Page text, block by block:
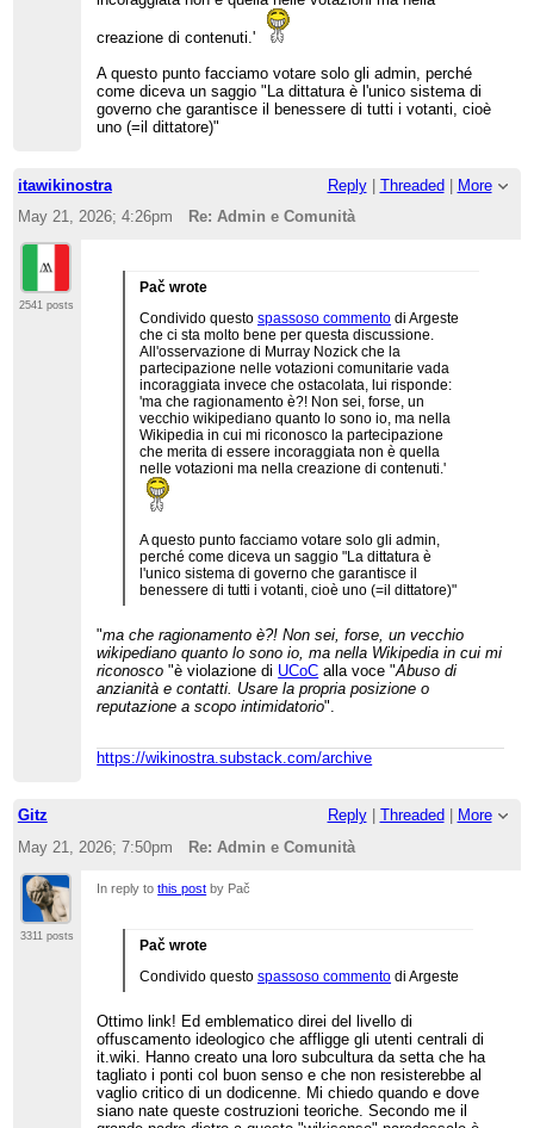
creazione di contenuti.'
A questo punto facciamo votare solo gli admin, perché
come diceva un saggio "La dittatura è l'unico sistema di
governo che garantisce il benessere di tutti i votanti, cioè
uno (=il dittatore)"
itawikinostra Reply| Threaded | More
May 21, 2026; 4:26pm
Re: Admin e Comunità
2541 posts
Pač wrote
Condivido questospassoso commento di Argeste
che ci sta molto bene per questa discussione.
All'osservazione di Murray Nozick che la
partecipazione nelle votazioni comunitarie vada
incoraggiata invece che ostacolata, lui risponde:
'ma che ragionamento è?! Non sei, forse, un
vecchio wikipediano quanto lo sono io, ma nella
Wikipedia in cui mi riconosco la partecipazione
che merita di essere incoraggiata non è quella
nelle votazioni ma nella creazione di contenuti.'
A questo punto facciamo votare solo gli admin,
perché come diceva un saggio "La dittatura è
l'unico sistema di governo che garantisce il
benessere di tutti i votanti, cioè uno (=il dittatore)"
"ma che ragionamento è?! Non sei, forse, un vecchio
wikipediano quanto lo sono io, ma nella Wikipedia in cui mi
riconosco "è violazione di UCoC alla voce "Abuso di
anzianità e contatti. Usare la propria posizione o
reputazione a scopo intimidatorio".
https://wikinostra.substack.com/archive
Gitz Reply| Threaded
More
May 21, 2026; 7:50pm
Re: Admin e Comunità
3311 posts
In reply tothis post by Pač
Pač wrote
Condivido questospassoso commento di Argeste
Ottimo link! Ed emblematico direi del livello di
offuscamento ideologico che affligge gli utenti centrali di
it.wiki. Hanno creato una loro subcultura da setta che ha
tagliato i ponti col buon senso e che non resisterebbe al
vaglio critico di un dodicenne. Mi chiedo quando e dove
siano nate queste costruzioni teoriche. Secondo me il